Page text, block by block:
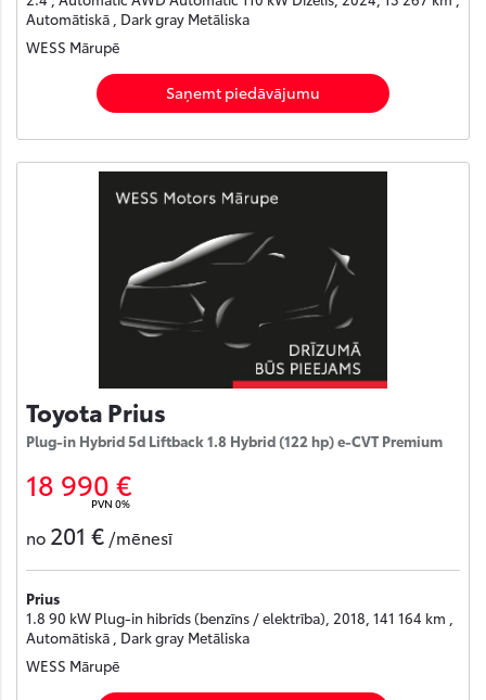
Automātiskā , Dark gray Metāliska
WESS Mārupē
Saņemt piedāvājumu
Toyota Prius
Plug-in Hybrid 5d Liftback 1.8 Hybrid (122 hp) e-CVT Premium
18 990 €
PVN 0%
no 201 € /mēnesī
Prius
1.8 90 kW Plug-in hibrīds (benzīns / elektrība), 2018, 141 164 km ,
Automātiskā , Dark gray Metāliska
WESS Mārupē